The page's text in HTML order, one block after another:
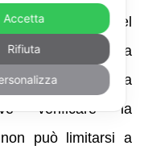
credito nel
non l’abbia
contesta la
verificare la
può limitarsi a
Accetta
Rifiuta